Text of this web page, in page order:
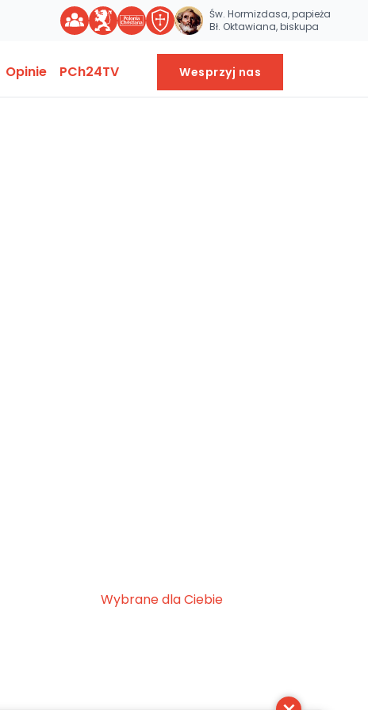
Św. Hormizdasa, papieża
Bł. Oktawiana, biskupa
Opinie PCh24TV Wesprzyj nas
Wybrane dla Ciebie